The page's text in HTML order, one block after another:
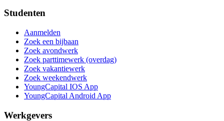
Studenten
Aanmelden
Zoek een bijbaan
Zoek avondwerk
Zoek parttimewerk (overdag)
Zoek vakantiewerk
Zoek weekendwerk
YoungCapital IOS App
YoungCapital Android App
Werkgevers